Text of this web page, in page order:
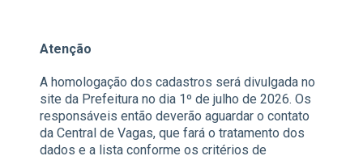
Atenção
A homologação dos cadastros será divulgada no
site da Prefeitura no dia 1º de julho de 2026. Os
responsáveis então deverão aguardar o contato
da Central de Vagas, que fará o tratamento dos
dados e a lista conforme os critérios de